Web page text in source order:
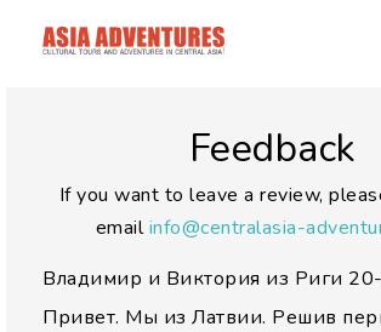
allreview
Feedback
If you want to leave a review,
emailinfo@centralasia-
Владимир и Виктория из Риги
Привет. Мы из Латвии. Решив